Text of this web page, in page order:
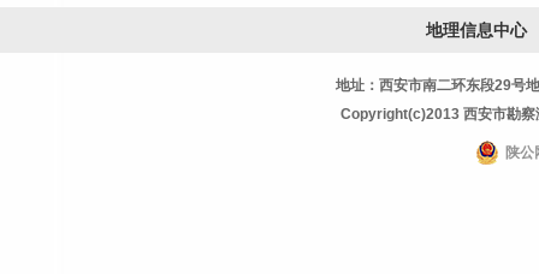
地理信息中心
地址：西安市南二环东段29号
Copyright(c)2013 西安市勘
陕